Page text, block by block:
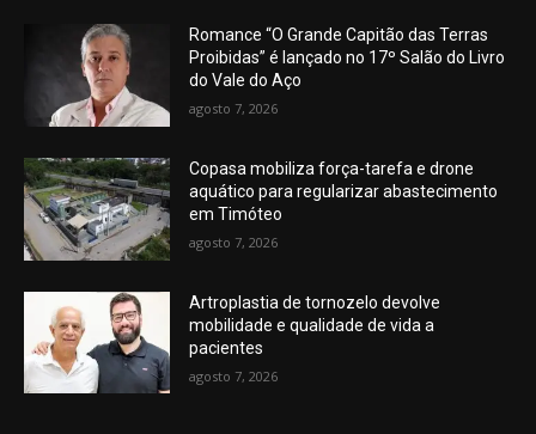
Romance “O Grande Capitão das Terras
Proibidas” é lançado no 17º Salão do Livro
do Vale do Aço
agosto 7, 2026
Copasa mobiliza força-tarefa e drone
aquático para regularizar abastecimento
em Timóteo
agosto 7, 2026
Artroplastia de tornozelo devolve
mobilidade e qualidade de vida a
pacientes
agosto 7, 2026